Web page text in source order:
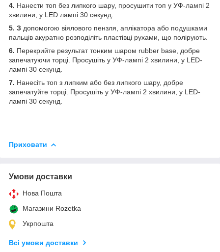
4. Нанести топ без липкого шару, просушити топ у УФ-лампі 2
хвилини, у LED лампі 30 секунд.
5. З допомогою віялового пензля, аплікатора або подушками
пальців акуратно розподіліть пластівці рухами, що полірують.
6. Перекрийте результат тонким шаром rubber base, добре
запечатуючи торці. Просушіть у УФ-лампі 2 хвилини, у LED-
лампі 30 секунд.
7. Нанесіть топ з липким або без липкого шару, добре
запечатуйте торці. Просушіть у УФ-лампі 2 хвилини, у LED-
лампі 30 секунд.
Приховати
Умови доставки
Нова Пошта
Магазини Rozetka
Укрпошта
Всі умови доставки